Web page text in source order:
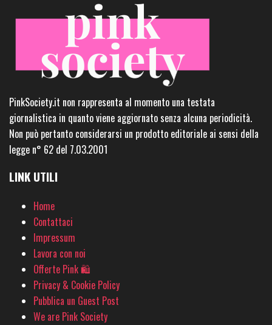
PinkSociety.it non rappresenta al momento una testata
giornalistica in quanto viene aggiornato senza alcuna periodicità.
Non può pertanto considerarsi un prodotto editoriale ai sensi della
legge n° 62 del 7.03.2001
LINK UTILI
Home
Contattaci
Impressum
Lavora con noi
Offerte Pink 🛍
Privacy & Cookie Policy
Pubblica un Guest Post
We are Pink Society